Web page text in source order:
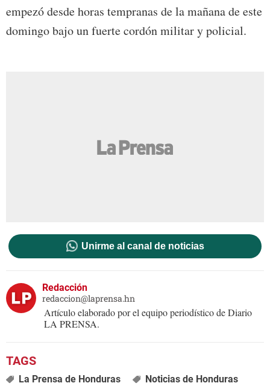
empezó desde horas tempranas de la mañana de este
domingo bajo un fuerte cordón militar y policial.
Unirme al canal de noticias
Redacción
redaccion@laprensa.hn
Artículo elaborado por el equipo periodístico de Diario
LA PRENSA.
La Prensa de Honduras Noticias de Honduras